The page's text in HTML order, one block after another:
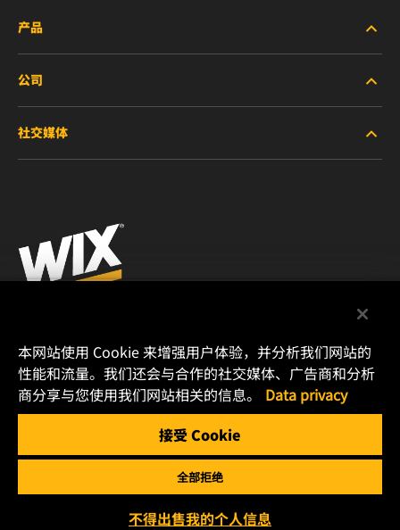
产品
新产品
停产/替代产品
公司
职业生涯
印制
社交媒体
曼胡默尔管理（上海）有限公司
上海嘉定工业区兴庆路168号
邮编：201807
传真: (86)021 6185 0400
Copyright 2024 MANN+HUMMEL. All rights reserved.
本网站使用 Cookie 来增强用户体验，并分析我们网站的
性能和流量。我们还会与合作的社交媒体、广告商和分析
商分享与您使用我们网站相关的信息。
Data privacy
接受 Cookie
全部拒绝
不得出售我的个人信息